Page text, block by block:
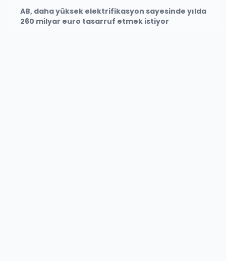
AB, daha yüksek elektrifikasyon sayesinde yılda
260 milyar euro tasarruf etmek istiyor